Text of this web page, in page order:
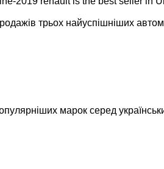
трьох найуспішніших
марок серед